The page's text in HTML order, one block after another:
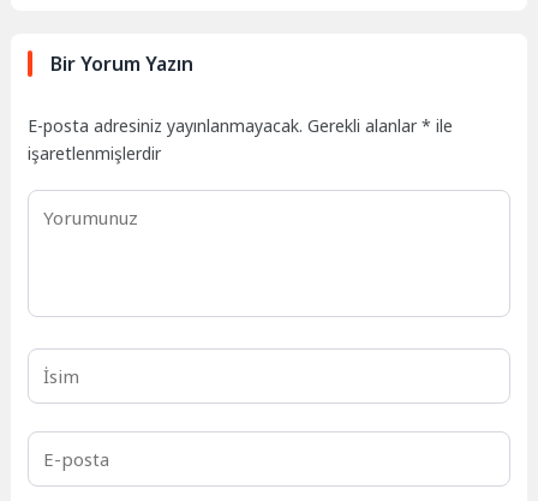
Bir Yorum Yazın
E-posta adresiniz yayınlanmayacak. Gerekli alanlar* ile
işaretlenmişlerdir